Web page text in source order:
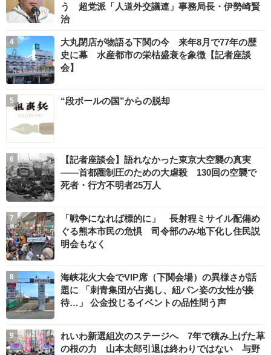
う 超党派「人道外交議連」事務局長・伊勢崎賢
治
大丸閉店が物語る下関の今 来年8月で77年の歴
史に幕 水産都市の栄枯盛衰を象徴【記者座談
会】
“段ボールの国”からの脱却
【記者座談会】語れなかった東京大空襲の真実
――首都圏制圧のための大虐殺 130回の空襲で
死者・行方不明者25万人
「戦争になれば標的に」 長射程ミサイル配備め
ぐる熊本市民の危惧 司令部のみ地下化し住民説
明会もなく
海峡花火大会でVIP席（下関会場）の異様さが話
題に 「刺青集団が占拠し、紐パン姿の女性が接
待…」 公金投じるイベントの品性問う声
れいわ新選組次のステージへ 7年で積み上げた草
の根の力 山本太郎引退は終わりではない 与野